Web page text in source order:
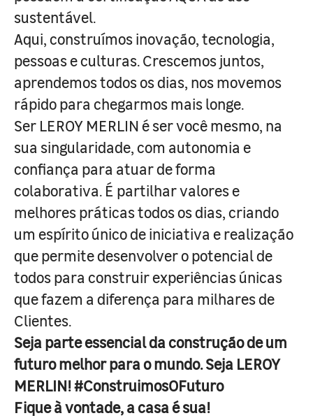
sustentável.
Aqui, construímos inovação, tecnologia,
pessoas e culturas. Crescemos juntos,
aprendemos todos os dias, nos movemos
rápido para chegarmos mais longe.
Ser LEROY MERLIN é ser você mesmo, na
sua singularidade, com autonomia e
confiança para atuar de forma
colaborativa. É partilhar valores e
melhores práticas todos os dias, criando
um espírito único de iniciativa e realização
que permite desenvolver o potencial de
todos para construir experiências únicas
que fazem a diferença para milhares de
Clientes.
Seja parte essencial da construção de um
futuro melhor para o mundo. Seja LEROY
MERLIN! #ConstruimosOFuturo
Fique à vontade, a casa é sua!